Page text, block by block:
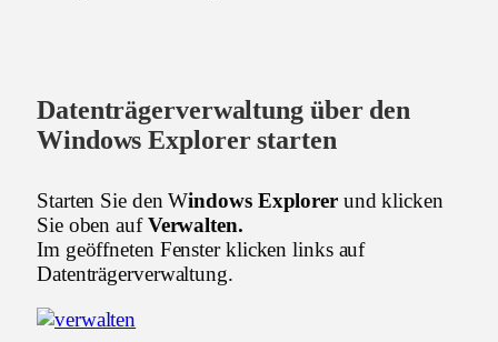
Datenträgerverwaltung über den
Windows Explorer starten
Starten Sie den Windows Explorerund klicken
Sie oben aufVerwalten.
Im geöffneten Fenster klicken links auf
Datenträgerverwaltung.